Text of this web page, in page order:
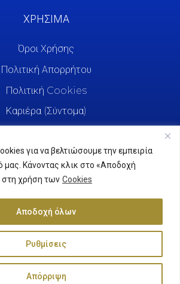
για να βελτιώσουμε την εμπειρία
μας. Κάνοντας κλικ στο «Αποδοχή
στη χρήση των Cookies
Ρυθμίσεις
Απόρριψη
Αποδοχή όλων
ΧΡΗΣΙΜΑ
Όροι Χρήσης
Πολιτική Απορρήτου
Πολιτική Cookies
Καριέρα (Σύντομα)
© 2025. All Rights Reserved.